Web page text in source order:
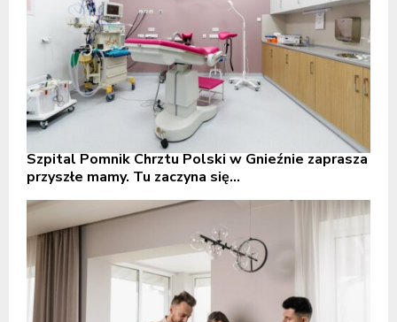
Szpital Pomnik Chrztu Polski w Gnieźnie zaprasza
przyszłe mamy. Tu zaczyna się...